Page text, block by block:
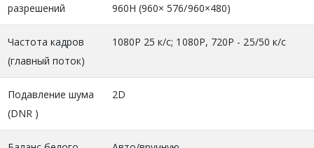
разрешений
960H (960× 576/960×480)
Частота кадров
(главный поток)
1080P 25 к/с; 1080P, 720P - 25/50 к/с
Подавление шума
(DNR )
2D